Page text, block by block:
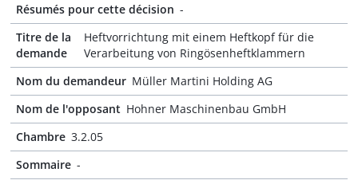
Résumés pour cette décision -
Titre de la
demande
Heftvorrichtung mit einem Heftkopf für die
Verarbeitung von Ringösenheftklammern
Nom du demandeur Müller Martini Holding AG
Nom de l'opposant Hohner Maschinenbau GmbH
Chambre 3.2.05
Sommaire -